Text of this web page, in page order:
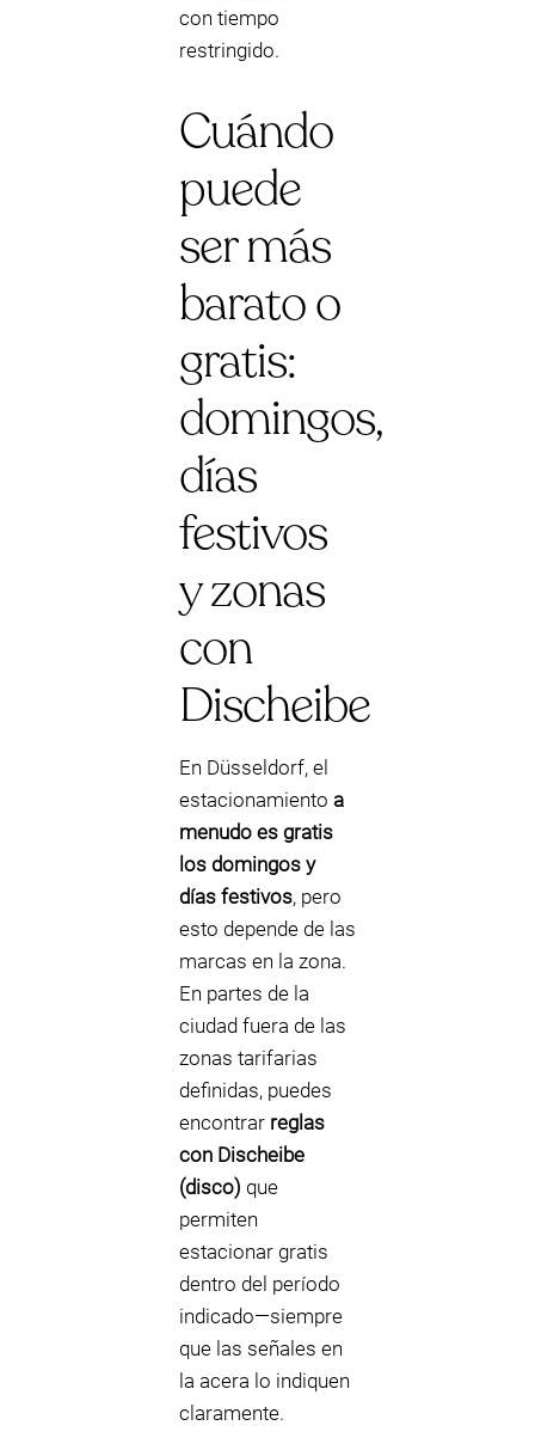
con tiempo
restringido.
Cuándo
puede
ser más
barato o
gratis:
domingos,
días
festivos
y zonas
con
Discheibe
En Düsseldorf, el
estacionamiento a
menudo es gratis
los domingos y
días festivos, pero
esto depende de las
marcas en la zona.
En partes de la
ciudad fuera de las
zonas tarifarias
definidas, puedes
encontrar reglas
con Discheibe
(disco) que
permiten
estacionar gratis
dentro del período
indicado—siempre
que las señales en
la acera lo indiquen
claramente.